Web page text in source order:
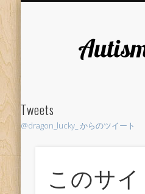
Tweets
@dragon_lucky_ からのツイート
このサ